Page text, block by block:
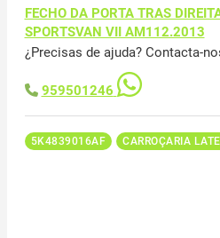
FECHO DA PORTA TRAS
SPORTSVAN VII AM112.2013
¿Precisas de ajuda? Contacta-
959501246
5K4839016AF CARROÇARIA